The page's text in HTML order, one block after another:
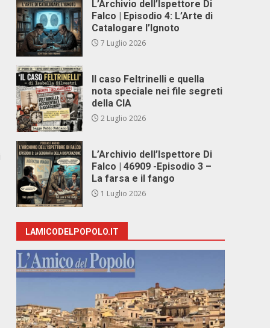
L’Archivio dell’Ispettore Di
Falco | Episodio 4: L’Arte di
Catalogare l’Ignoto
7 Luglio 2026
Il caso Feltrinelli e quella
nota speciale nei file segreti
della CIA
2 Luglio 2026
L’Archivio dell’Ispettore Di
Falco | 46909 -Episodio 3 –
La farsa e il fango
1 Luglio 2026
LAMICODELPOPOLO.IT